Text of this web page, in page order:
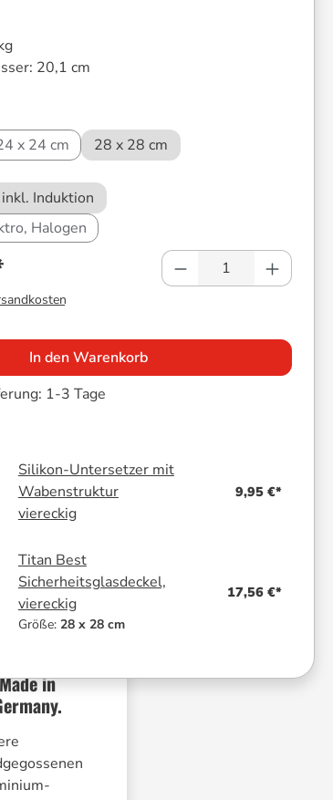
20,1 cm
ist zurzeit nicht verfügbar.)
x 24 cm
28 x 28 cm
Induktion
Halogen
Produkt Anzahl:
In den Warenkorb
1-3 Tage
Silikon-Untersetzer mit
Wabenstruktur
viereckig
9,95 €*
Titan Best
Sicherheitsglasdeckel,
viereckig
Größe: 28 x 28 cm
17,56 €*
in